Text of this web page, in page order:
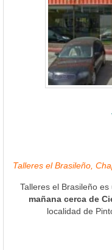
Talleres el Brasileño,
Talleres el Brasileño es
mañana cerca de
localidad de